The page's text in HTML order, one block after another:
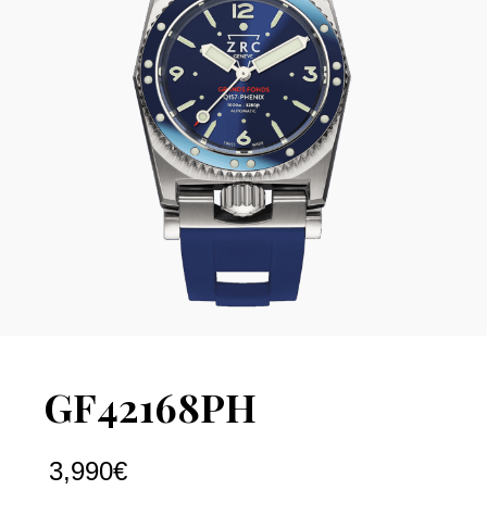
GF42168PH
3,990€